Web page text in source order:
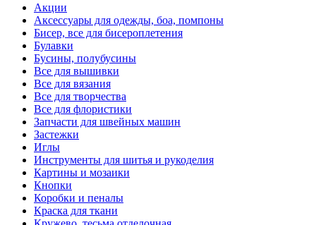
Акции
Аксессуары для одежды, боа, помпоны
Бисер, все для бисероплетения
Булавки
Бусины, полубусины
Все для вышивки
Все для вязания
Все для творчества
Все для флористики
Запчасти для швейных машин
Застежки
Иглы
Инструменты для шитья и рукоделия
Картины и мозаики
Кнопки
Коробки и пеналы
Краска для ткани